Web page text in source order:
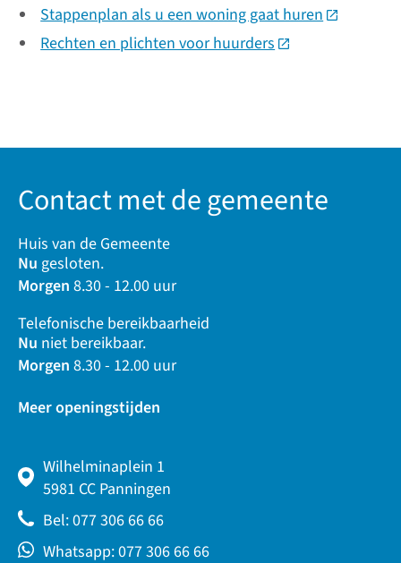
Stappenplan als u een woning gaat huren(Deze link
Rechten en plichten voor huurders(Deze link gaat
Contact met de gemeente
Huis van de Gemeente
Nu gesloten.
Morgen 8.30 - 12.00 uur
Telefonische bereikbaarheid
Nu niet bereikbaar.
Morgen 8.30 - 12.00 uur
Meer openingstijden
Wilhelminaplein 1
5981 CC Panningen
Bel: 077 306 66 66
Whatsapp: 077 306 66 66